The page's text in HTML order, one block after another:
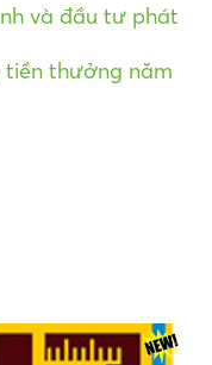
và đầu tư phát
tiền thưởng năm